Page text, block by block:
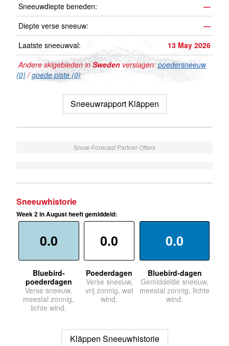
Sneeuwdiepte beneden:
—
Diepte verse sneeuw:
—
Laatste sneeuwval:
13 May 2026
Andere skigebieden in Sweden verslagen: poedersneeuw
(0) /goede piste (0)
Sneeuwrapport Kläppen
Snow-Forecast Partner Offers
Sneeuwhistorie
Week 2 in August heeft gemiddeld:
0.0
Bluebird-
poederdagen
Verse sneeuw,
meestal zonnig,
lichte wind.
0.0
Poederdagen
Verse sneeuw,
vrij zonnig, wat
wind.
0.0
Bluebird-dagen
Gemiddelde sneeuw,
meestal zonnig, lichte
wind.
Kläppen Sneeuwhistorie